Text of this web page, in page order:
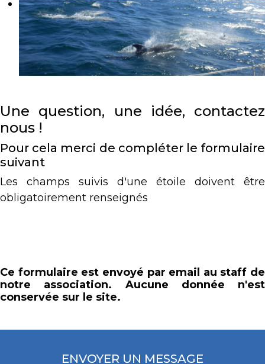
Une question, une idée, contactez
nous !
Pour cela merci de compléter le formulaire
suivant
Les champs suivis d'une étoile doivent être
obligatoirement renseignés
Ce formulaire est envoyé par email au staff de
notre association. Aucune donnée n'est
conservée sur le site.
ENVOYER UN MESSAGE